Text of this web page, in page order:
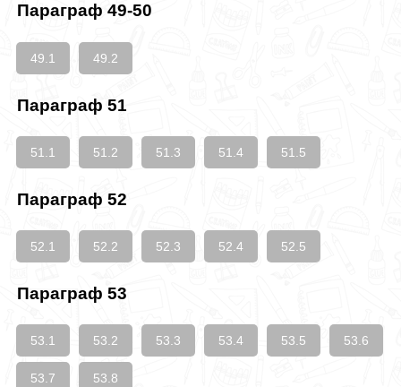
Параграф 49-50
49.1 49.2
Параграф 51
51.1 51.2 51.3 51.4 51.5
Параграф 52
52.1 52.2 52.3 52.4 52.5
Параграф 53
53.1 53.2 53.3 53.4 53.5 53.6
53.7 53.8